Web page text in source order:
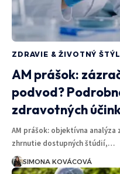
ZDRAVIE & ŽIVOTNÝ ŠTÝL
AM prášok:
podvod?
zdravotných
AM prášok: objektívna
zhrnutie dostupných štúdií,…
SIMONA KOVÁCOVÁ